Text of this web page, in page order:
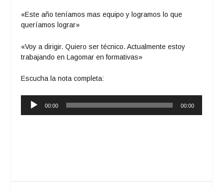
«Este año teníamos mas equipo y logramos lo que
queríamos lograr»
«Voy a dirigir. Quiero ser técnico. Actualmente estoy
trabajando en Lagomar en formativas»
Escucha la nota completa:
Reproductor
00:00 00:00